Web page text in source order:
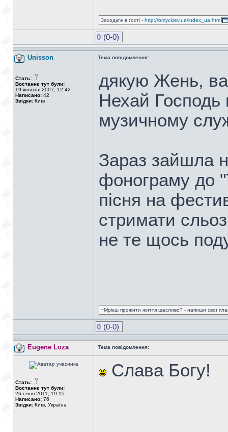
Заходьте в гості - http://bmyr.kiev.ua/index_ua.htm
0 (0-0)
Unisson Тема повідомлення:
Стать:
Востаннє тут були:
19 жовтня 2007, 12:42
Написано: 42
Звідки: Київ
дякую Жень,
Нехай Господь
музичному
Зараз зайшла
фонограму до
пісня на
стримати
не те щось
~Мрієш прожити життя щасливо? - напиши свої
0 (0-0)
Eugene Loza Тема повідомлення:
Стать:
Востаннє тут були:
26 січня 2011, 19:15
Написано: 76
Звідки: Київ, Україна
Слава Богу!